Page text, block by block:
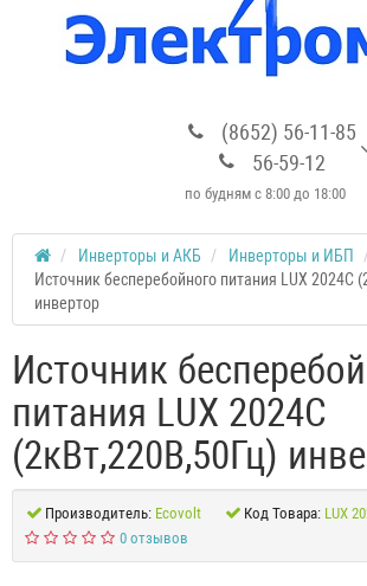
(8652) 56-11-85
56-59-12
по будням с 8:00 до 18:00
Инверторы и АКБ
Инверторы и ИБП
Источник бесперебойного питания LUX 2024C
инвертор
Источник
питания LUX 2024C
(2кВт,220В,50Гц)
Производитель: Ecovolt Код Товара: LUX
0 отзывов